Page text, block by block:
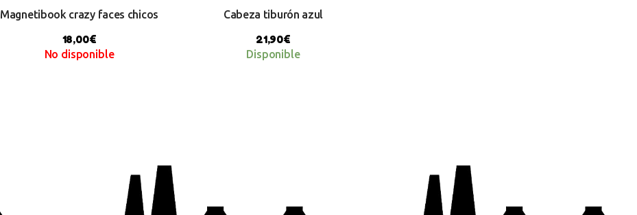
Magnetibook crazy faces chicos
18,00€
No disponible
Cabeza tiburón azul
21,90€
Disponible